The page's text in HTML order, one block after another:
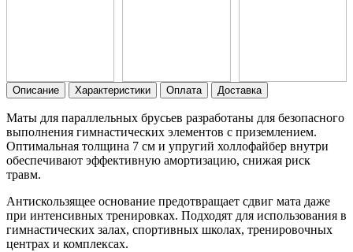
Описание Характеристики Оплата Доставка
Маты для параллельных брусьев разработаны для безопасного
выполнения гимнастических элементов с приземлением.
Оптимальная толщина 7 см и упругий холлофайбер внутри
обеспечивают эффективную амортизацию, снижая риск
травм.
Антискользящее основание предотвращает сдвиг мата даже
при интенсивных тренировках. Подходят для использования в
гимнастических залах, спортивных школах, тренировочных
центрах и комплексах.